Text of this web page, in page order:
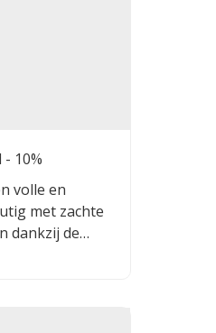
- 10%
volle en
met zachte
dankzij de